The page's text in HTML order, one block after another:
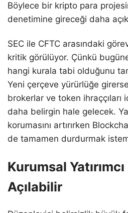
Böylece bir kripto para
denetimine gireceği daha
SEC ile CFTC arasındaki
kritik görülüyor. Çünkü
hangi kurala tabi olduğunu
Yeni çerçeve yürürlüğe
brokerlar ve token ihraççıları
daha belirgin hale gelecek.
korumasını artırırken
de tamamen durdurmak
Kurumsal
Açılabilir